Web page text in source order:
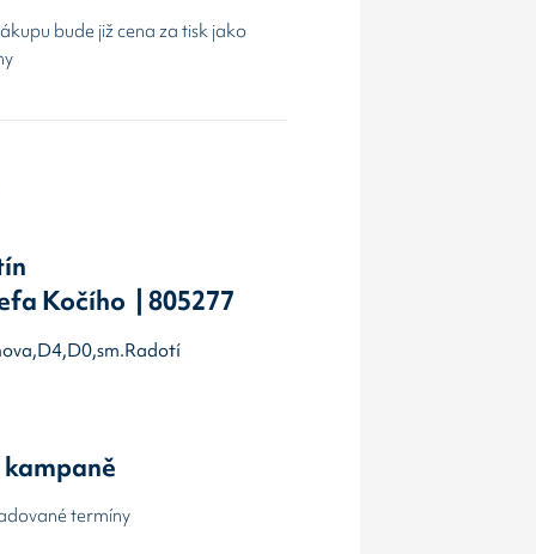
bude již cena za tisk jako
Kočího | 805277
termíny